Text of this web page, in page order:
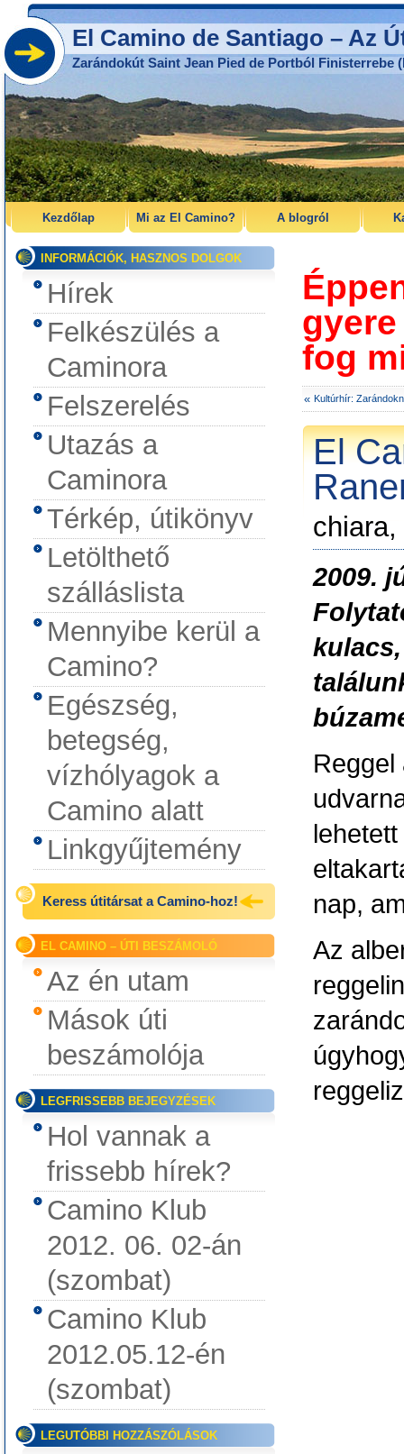
El Camino de Santiago – Az
Zarándokút Saint Jean Pied de Portból Finisterrebe
Kezdőlap Mi az El Camino? A blogról
INFORMÁCIÓK, HASZNOS DOLGOK
Hírek
Felkészülés a
Caminora
Felszerelés
Utazás a
Caminora
Térkép, útikönyv
Letölthető
szálláslista
Mennyibe kerül a
Camino?
Egészség,
betegség,
vízhólyagok a
Camino alatt
Linkgyűjtemény
Keress útitársat a Camino-hoz!
EL CAMINO – ÚTI BESZÁMOLÓ
Az én utam
Mások úti
beszámolója
LEGFRISSEBB BEJEGYZÉSEK
Hol vannak a
frissebb hírek?
Camino Klub
2012. 06. 02-án
(szombat)
Camino Klub
2012.05.12-én
(szombat)
LEGUTÓBBI HOZZÁSZÓLÁSOK
fog
« Kultúrhír:
El
2009.
nap,
Az